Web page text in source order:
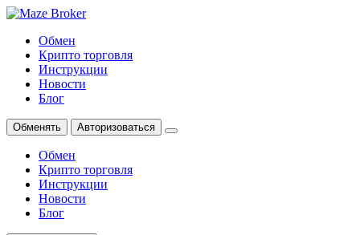
Обмен
Крипто торговля
Инструкции
Новости
Блог
Обменять Авторизоваться
Обмен
Крипто торговля
Инструкции
Новости
Блог